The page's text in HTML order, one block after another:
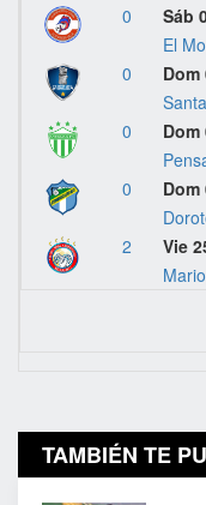
0
Sáb
El
0
Dom
0
Dom
0
Dom
2
Vie
TAMBIÉN TE